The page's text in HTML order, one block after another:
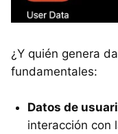
¿Y quién genera
fundamentales:
Datos de
interacción con